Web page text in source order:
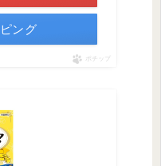
ング
ポチップ